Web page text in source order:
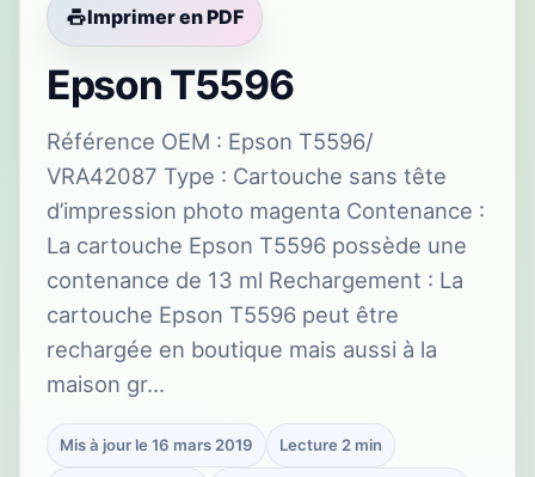
Imprimer en PDF
Epson T5596
Référence OEM : Epson T5596/
VRA42087 Type : Cartouche sans tête
d’impression photo magenta Contenance :
La cartouche Epson T5596 possède une
contenance de 13 ml Rechargement : La
cartouche Epson T5596 peut être
rechargée en boutique mais aussi à la
maison gr…
Mis à jour le 16 mars 2019 Lecture 2 min